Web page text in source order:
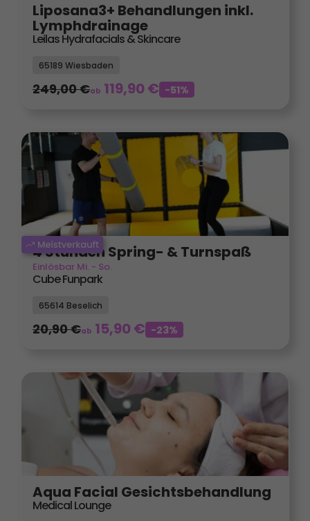
Liposana3+ Behandlungen inkl.
Lymphdrainage
Leilas Hydrafacials & Skincare
65189 Wiesbaden
249,00€ab 119,90€ -51%
4 Stunden Spring- & Turnspaß
Einlösbar Mi. - So.
Cube Funpark
65614 Beselich
20,90€ab 15,90€ -23%
Aqua Facial Gesichtsbehandlung
Medical Lounge